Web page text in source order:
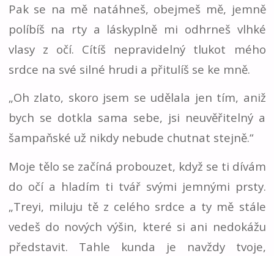
Pak se na mě natáhneš, obejmeš mě, jemně
políbíš na rty a láskyplně mi odhrneš vlhké
vlasy z očí. Cítíš nepravidelný tlukot mého
srdce na své silné hrudi a přitulíš se ke mně.
„Oh zlato, skoro jsem se udělala jen tím, aniž
bych se dotkla sama sebe, jsi neuvěřitelný a
šampaňské už nikdy nebude chutnat stejně.“
Moje tělo se začíná probouzet, když se ti dívám
do očí a hladím ti tvář svými jemnými prsty.
„Treyi, miluju tě z celého srdce a ty mě stále
vedeš do nových výšin, které si ani nedokážu
představit. Tahle kunda je navždy tvoje,